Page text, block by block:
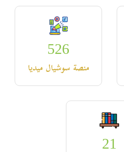
526
منصة سوشيال ميديا
21